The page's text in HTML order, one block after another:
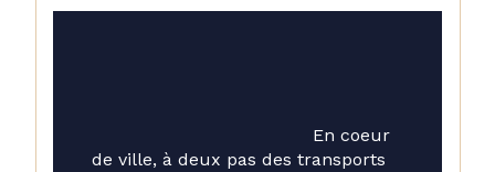
de ville, à deux pas des transports